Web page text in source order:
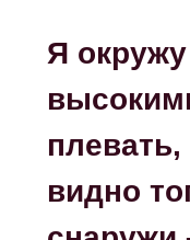
Я
плевать,
видно